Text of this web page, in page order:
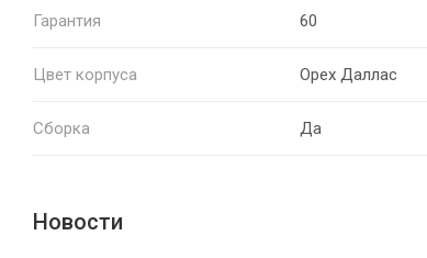
Гарантия 60
Цвет корпуса Орех Даллас
Сборка Да
Новости